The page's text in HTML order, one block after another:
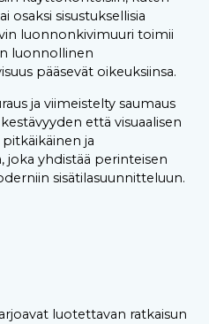
osaksi sisustuksellisia
luonnonkivimuuri toimii
luonnollinen
pääsevät oikeuksiinsa.
ja viimeistelty saumaus
että visuaalisen
ja
yhdistää perinteisen
sisätilasuunnitteluun.
luotettavan ratkaisun